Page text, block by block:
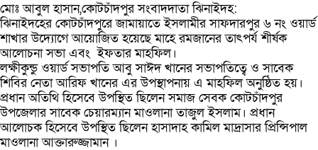
মোঃ আবুল হাসান,কোটচাঁদপুর সংবাদদাতা ঝিনাইদহ:
ঝিনাইদহের কোটচাঁদপুরে জামায়াতে ইসলামীর সাফদারপুর ৬ নং ওয়ার্ড
শাখার উদ্যোগে আয়োজিত হয়েছে মাহে রমজানের তাৎপর্য শীর্ষক
আলোচনা সভা এবং ইফতার মাহফিল।
লক্ষীকুন্ডু ওয়ার্ড সভাপতি আবু সাঈদ খানের সভাপতিত্বে ও সাবেক
শিবির নেতা আরিফ খানের এর উপস্থাপনায় এ মাহফিল অনুষ্ঠিত হয়।
প্রধান অতিথি হিসেবে উপস্থিত ছিলেন সমাজ সেবক কোটচাঁদপুর
উপজেলার সাবেক চেয়ারম্যান মাওলানা তাজুল ইসলাম। প্রধান
আলোচক হিসেবে উপস্থিত ছিলেন হাসাদাহ কামিল মাদ্রাসার প্রিন্সিপাল
মাওলানা আক্তারুজ্জামান ।